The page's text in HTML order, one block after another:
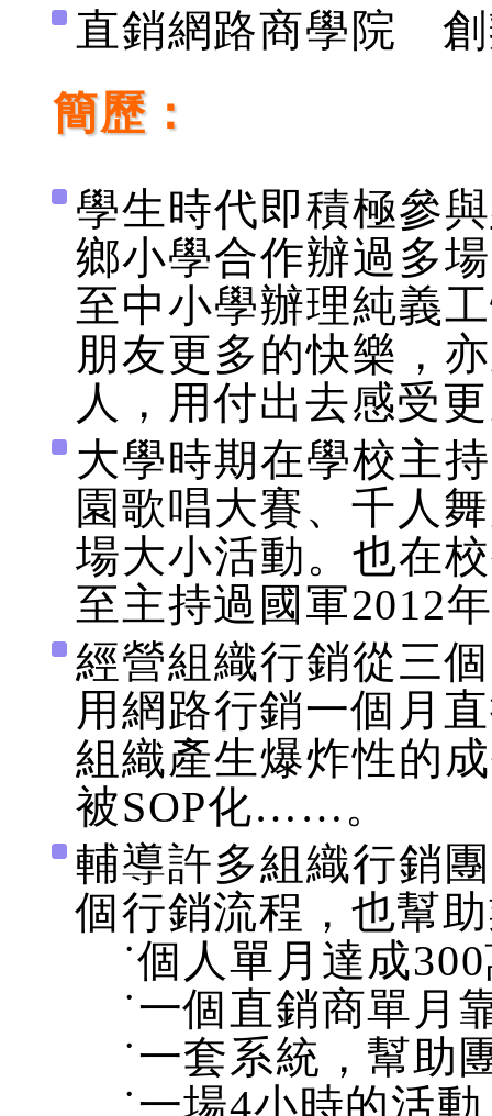
直銷網路商學院 創
簡歷：
學生時代即積極參與
鄉小學合作辦過多
至中小學辦理純義
朋友更多的快樂，
人，用付出去感受
大學時期在學校主
園歌唱大賽、千人
場大小活動。也在
至主持過國軍2012
經營組織行銷從三
用網路行銷一個月
組織產生爆炸性的
被SOP化……。
輔導許多組織行銷
個行銷流程，也幫
˙個人單月達成
˙一個直銷商單月
˙一套系統，幫助
˙一場4小時的活